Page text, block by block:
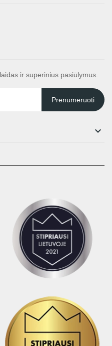
ir superinius pasiūlymus.
Prenumeruoti
